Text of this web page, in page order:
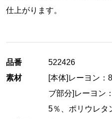
仕上がります。
品番
522426
素材
[本体]レーヨン：
ブ部分]レーヨン
5％、ポリウレタ